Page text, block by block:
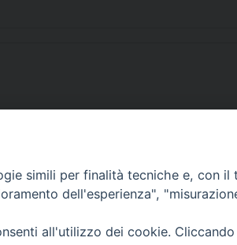
SCRIVICI
simili per finalità tecniche e, con
dell'esperienza",
all'utilizzo dei cookie.